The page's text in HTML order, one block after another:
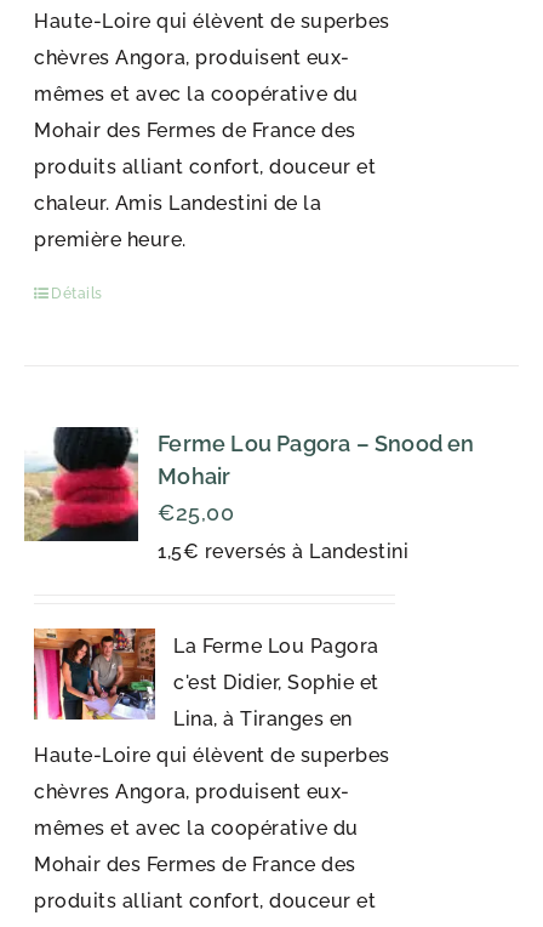
Haute-Loire qui élèvent de superbes
chèvres Angora, produisent eux-
mêmes et avec la coopérative du
Mohair des Fermes de France des
produits alliant confort, douceur et
chaleur. Amis Landestini de la
première heure.
Détails
Ferme Lou Pagora – Snood en
Mohair
1,5€ reversés à Landestini
€25,00
La Ferme Lou Pagora
c'est Didier, Sophie et
Lina, à Tiranges en
Haute-Loire qui élèvent de superbes
chèvres Angora, produisent eux-
mêmes et avec la coopérative du
Mohair des Fermes de France des
produits alliant confort, douceur et